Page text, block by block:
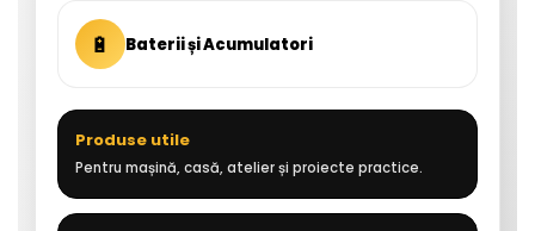
🔋 Baterii și Acumulatori
Produse utile
Pentru mașină, casă, atelier și proiecte practice.